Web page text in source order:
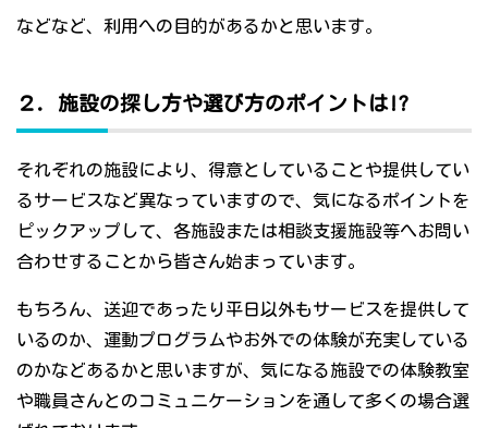
などなど、利用への目的があるかと思います。
２．施設の探し方や選び方のポイントは!?
それぞれの施設により、得意としていることや提供してい
るサービスなど異なっていますので、気になるポイントを
ピックアップして、各施設または相談支援施設等へお問い
合わせすることから皆さん始まっています。
もちろん、送迎であったり平日以外もサービスを提供して
いるのか、運動プログラムやお外での体験が充実している
のかなどあるかと思いますが、気になる施設での体験教室
や職員さんとのコミュニケーションを通して多くの場合選